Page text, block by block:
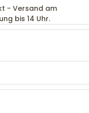
- Versand am
bis 14 Uhr.